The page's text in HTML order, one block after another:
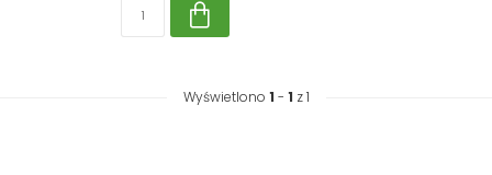
Wyświetlono 1 - 1 z 1